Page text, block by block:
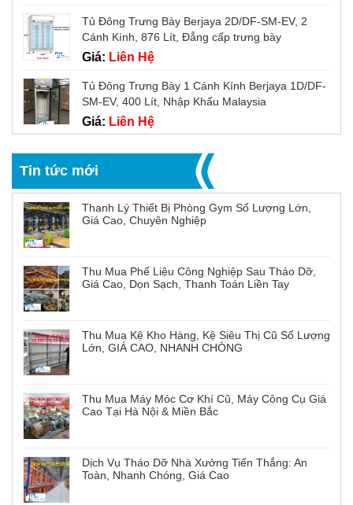
Tủ Đông Trưng Bày Berjaya 2D/DF-SM-EV, 2
Cánh Kính, 876 Lít, Đẳng cấp trưng bày
Giá: Liên Hệ
Tủ Đông Trưng Bày 1 Cánh Kính Berjaya 1D/DF-
SM-EV, 400 Lít, Nhập Khẩu Malaysia
Giá: Liên Hệ
Tin tức mới
Thanh Lý Thiết Bị Phòng Gym Số Lượng Lớn,
Giá Cao, Chuyên Nghiệp
Thu Mua Phế Liệu Công Nghiệp Sau Tháo Dỡ,
Giá Cao, Dọn Sạch, Thanh Toán Liền Tay
Thu Mua Kệ Kho Hàng, Kệ Siêu Thị Cũ Số Lượng
Lớn, GIÁ CAO, NHANH CHÓNG
Thu Mua Máy Móc Cơ Khí Cũ, Máy Công Cụ Giá
Cao Tại Hà Nội & Miền Bắc
Dịch Vụ Tháo Dỡ Nhà Xưởng Tiến Thắng: An
Toàn, Nhanh Chóng, Giá Cao